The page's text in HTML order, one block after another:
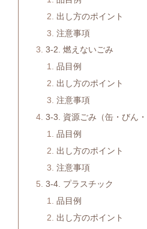
出し方のポイント
注意事項
3-2. 燃えないごみ
品目例
出し方のポイント
注意事項
3-3. 資源ごみ（缶・びん
品目例
出し方のポイント
注意事項
3-4. プラスチック
品目例
出し方のポイント